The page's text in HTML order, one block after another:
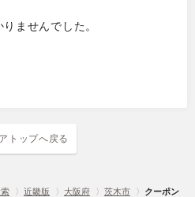
ませんでした。
トップへ戻る
〉 近畿版 〉 大阪府 〉 茨木市 〉 クーポン